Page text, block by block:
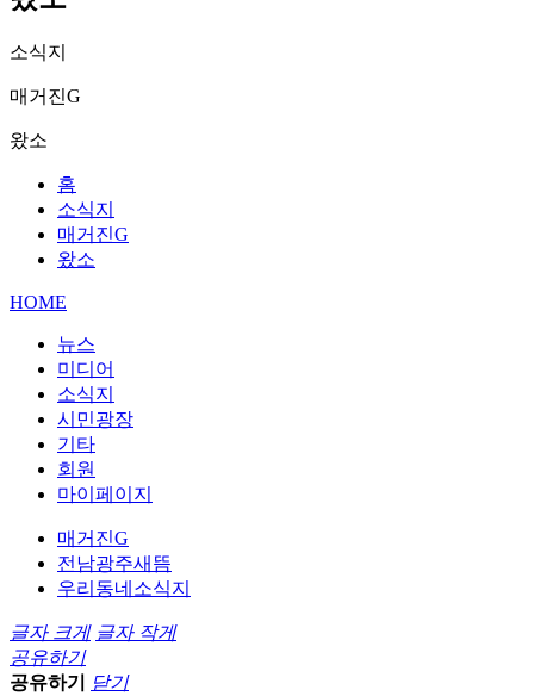
소식지
매거진G
왔소
홈
소식지
매거진G
왔소
HOME
뉴스
미디어
소식지
시민광장
기타
회원
마이페이지
매거진G
전남광주새뜸
우리동네소식지
글자 크게 글자 작게
공유하기
공유하기
닫기